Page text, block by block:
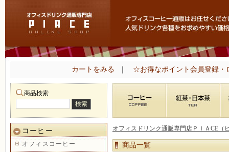
カートをみる ☆お得なポイント会員登録
商品検索
コーヒー
オフィスコーヒー
オフィスドリンク通販専門店ＰＩＡCE（
商品一覧